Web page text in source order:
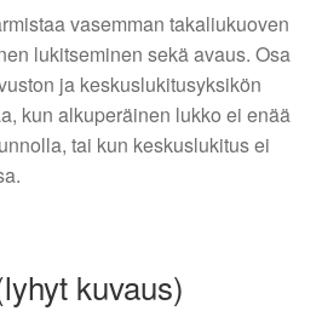
vasemman takaliukuoven
lukitseminen sekä avaus. Osa
ja keskuslukitusyksikön
kun alkuperäinen lukko ei enää
tai kun keskuslukitus ei
kuvaus)